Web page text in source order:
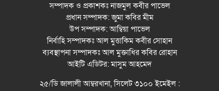
সিলেট মহানগর ছাত্রশিবিরের মিছিল সম্পন্ন
রোপনের কর্মসূচি পালন
সম্পাদক ও প্রকাশকঃ নাজমুল কবীর পাভেল
প্রধান সম্পাদক: জুমা কবির মীম
উপ সম্পাদক: আম্বিয়া পাভেল
নির্বাহি সম্পাদকঃ আল মুত্তাকিম কবীর সোহান
ব্যবস্থাপনা সম্পাদকঃ আল মুক্তাধির কবির রোহান
আইটি এডিটর: মাসুম আহমেদ
২৫/ডি জালালী আম্বরখানা, সিলেট ৩১০০ ইমেইল :